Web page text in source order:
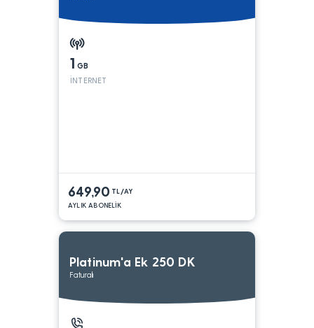
1 GB
İNTERNET
649,90 TL/AY
AYLIK ABONELİK
Platinum'a Ek 250 DK
Faturalı